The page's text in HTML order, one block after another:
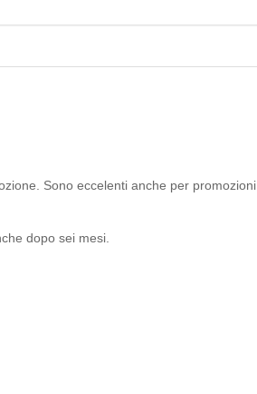
Sono eccelenti anche per promozioni
dopo sei mesi.